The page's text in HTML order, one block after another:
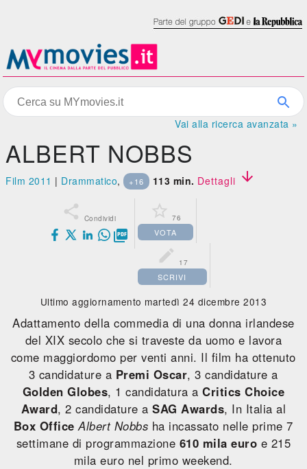
Vai alla ricerca avanzata »
ALBERT NOBBS
Film 2011 | Drammatico, +16 113 min. Dettagli 
 Condividi

 76
VOTA
 17
SCRIVI
Ultimo aggiornamento martedì 24 dicembre 2013
Adattamento della commedia di una donna irlandese
del XIX secolo che si traveste da uomo e lavora
come maggiordomo per venti anni. Il film ha ottenuto
3 candidature a Premi Oscar, 3 candidature a
Golden Globes, 1 candidatura aCritics Choice
Award, 2 candidature aSAG Awards, In Italia al
Box Office Albert Nobbs ha incassato nelle prime 7
settimane di programmazione 610 mila euro e 215
mila euro nel primo weekend.